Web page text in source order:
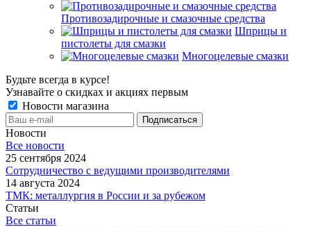
Противозадирочные и смазочные средства
Шприцы и
пистолеты для смазки
Многоцелевые смазки
Будьте всегда в курсе!
Узнавайте о скидках и акциях первым
Новости магазина
Новости
Все новости
25 сентября 2024
Сотрудничество с ведущими производителями
14 августа 2024
ТМК: металлургия в России и за рубежом
Статьи
Все статьи